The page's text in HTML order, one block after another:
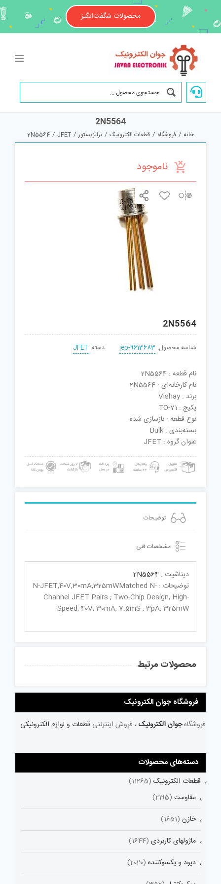
content
محصولات شگفت‌انگیز
2N5564
خانه / فروشگاه / قطعات الکترونیک / ترانزیستور /
JFET
/
2N5564
ناموجود
2N5564
شناسه محصول: jep-9613683 دسته: JFET
نام قطعه : 2N5564
نام کارخانه‌ای : 2N5564
برند : Vishay
پکیج : TO-71
نوع قطعه : بازسازی شده
بسته‌بندی : Bulk
عنوان گروه : JFET
توضیحات
مشخصات فنی
دیتاشیت : 2N5564
توضیحات : N-JFET,40V,30mA,325mWMatched N-
Channel JFET Pairs ; Two-Chip Design, High-
Speed, 40V, 30mA, 7.5mS , 3pA, 325mW
محصولات مرتبط
فروشگاه جوان الکترونیک
فروشگاهجوان الکترونیک ، فروش اینترنتی قطعات و لوازم الکترونیکی
دسته‌های محصولات
قطعات الکترونیک (11265)
مقاومت (2195)
خازن (1651)
ماژولهای کاربردی (1644)
دیود و یکسوکننده (2020)